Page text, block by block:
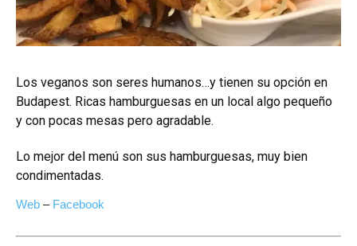
Los veganos son seres humanos…y tienen su opción en
Budapest. Ricas hamburguesas en un local algo pequeño
y con pocas mesas pero agradable.
Lo mejor del menú son sus hamburguesas, muy bien
condimentadas.
Web – Facebook